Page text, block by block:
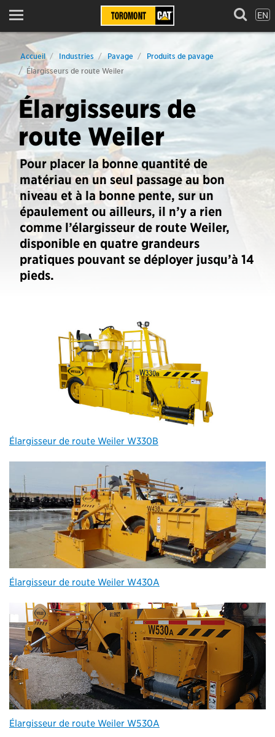
Menu EN
Accueil Industries Pavage
Produits de pavage
Élargisseurs de route Weiler
Élargisseurs de
route Weiler
Pour placer la bonne quantité de
matériau en un seul passage au bon
niveau et à la bonne pente, sur un
épaulement ou ailleurs, il n’y a rien
comme l’élargisseur de route Weiler,
disponible en quatre grandeurs
pratiques pouvant se déployer jusqu’à 14
pieds.
Élargisseur de route Weiler W330B
Élargisseur de route Weiler W430A
Élargisseur de route Weiler W530A